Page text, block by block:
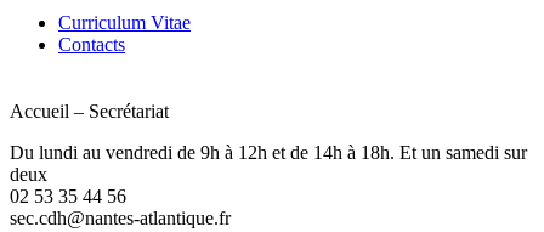
Curriculum Vitae
Contacts
Accueil – Secrétariat
Du lundi au vendredi de 9h à 12h et de 14h à 18h. Et un samedi sur
deux
02 53 35 44 56
sec.cdh@nantes-atlantique.fr